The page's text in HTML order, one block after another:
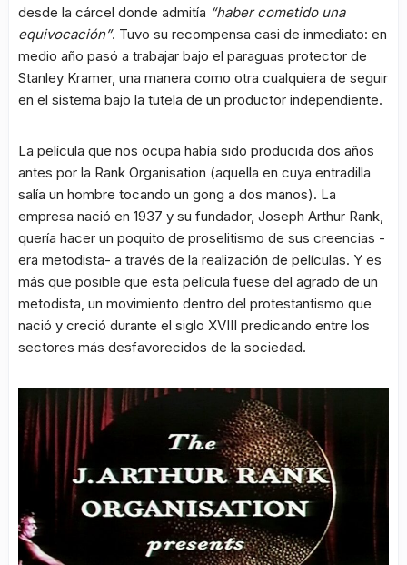
desde la cárcel donde admitía “haber cometido una
equivocación”. Tuvo su recompensa casi de inmediato: en
medio año pasó a trabajar bajo el paraguas protector de
Stanley Kramer, una manera como otra cualquiera de seguir
en el sistema bajo la tutela de un productor independiente.
La película que nos ocupa había sido producida dos años
antes por la Rank Organisation (aquella en cuya entradilla
salía un hombre tocando un gong a dos manos). La
empresa nació en 1937 y su fundador, Joseph Arthur Rank,
quería hacer un poquito de proselitismo de sus creencias -
era metodista- a través de la realización de películas. Y es
más que posible que esta película fuese del agrado de un
metodista, un movimiento dentro del protestantismo que
nació y creció durante el siglo XVIII predicando entre los
sectores más desfavorecidos de la sociedad.